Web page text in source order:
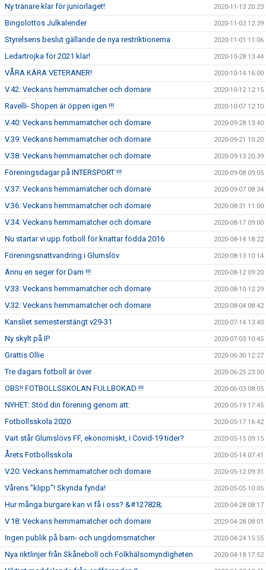
Ny tränare klar för juniorlaget! 2020-11-13 20:23
Bingolottos Julkalender 2020-11-03 12:39
Styrelsens beslut gällande de nya restriktionerna 2020-11-01 11:06
Ledartrojka för 2021 klar! 2020-10-28 13:44
VÅRA KÄRA VETERANER! 2020-10-14 16:00
V.42: Veckans hemmamatcher och domare 2020-10-12 12:15
Ravelli- Shopen är öppen igen !!! 2020-10-07 12:10
V.40: Veckans hemmamatcher och domare 2020-09-28 13:40
V.39: Veckans hemmamatcher och domare 2020-09-21 10:20
V.38: Veckans hemmamatcher och domare 2020-09-13 20:39
Föreningsdagar på INTERSPORT !!! 2020-09-08 09:05
V.37: Veckans hemmamatcher och domare 2020-09-07 08:34
V.36: Veckans hemmamatcher och domare 2020-08-31 11:00
V.34: Veckans hemmamatcher och domare 2020-08-17 09:00
Nu startar vi upp fotboll för knattar födda 2016 2020-08-14 18:22
Föreningsnattvandring i Glumslöv 2020-08-13 10:14
Ännu en seger för Dam !!! 2020-08-12 09:20
V.33: Veckans hemmamatcher och domare 2020-08-10 12:29
V.32: Veckans hemmamatcher och domare 2020-08-04 08:42
Kansliet semesterstängt v29-31 2020-07-14 13:40
Ny skylt på IP 2020-07-03 10:45
Grattis Ollie 2020-06-30 12:27
Tre dagars fotboll är över 2020-06-25 23:00
OBS!! FOTBOLLSSKOLAN FULLBOKAD !!! 2020-06-03 08:05
NYHET: Stöd din förening genom att: 2020-05-19 17:45
Fotbollsskola 2020 2020-05-17 16:42
Vart står Glumslövs FF, ekonomiskt, i Covid-19 tider? 2020-05-15 09:15
Årets Fotbollsskola 2020-05-14 07:41
V.20: Veckans hemmamatcher och domare 2020-05-12 09:31
Vårens "klipp"! Skynda fynda! 2020-05-05 10:05
Hur många burgare kan vi få i oss? &#127828; 2020-04-28 08:17
V.18: Veckans hemmamatcher och domare 2020-04-28 08:01
Ingen publik på barn- och ungdomsmatcher 2020-04-24 15:55
Nya riktlinjer från Skåneboll och Folkhälsomyndigheten 2020-04-18 17:52